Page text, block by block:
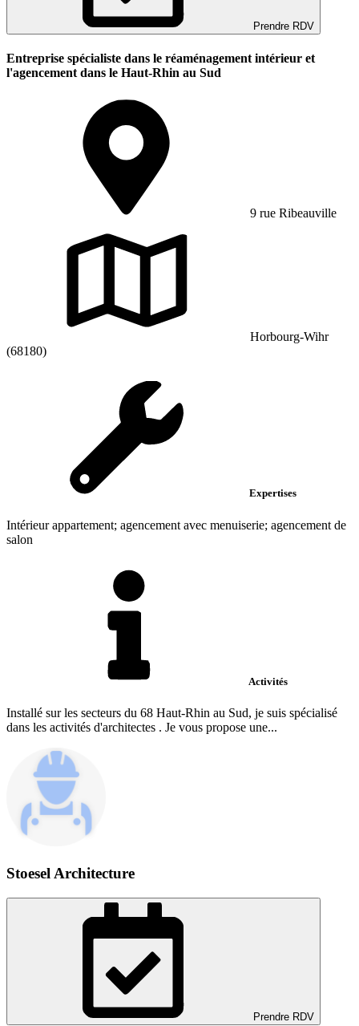
Prendre RDV
Entreprise spécialiste dans le réaménagement intérieur et
l'agencement dans le Haut-Rhin au Sud
9 rue Ribeauville
Horbourg-Wihr
(68180)
Expertises
Intérieur appartement; agencement avec menuiserie; agencement de
salon
Activités
Installé sur les secteurs du 68 Haut-Rhin au Sud, je suis spécialisé
dans les activités d'architectes . Je vous propose une...
Stoesel Architecture
Prendre RDV